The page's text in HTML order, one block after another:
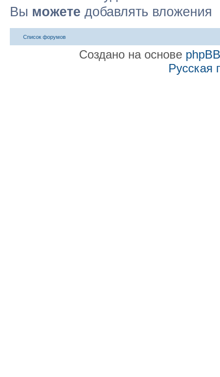
Вы можете добавлять вложения
Список форумов
Создано на основе phpBB
Русская